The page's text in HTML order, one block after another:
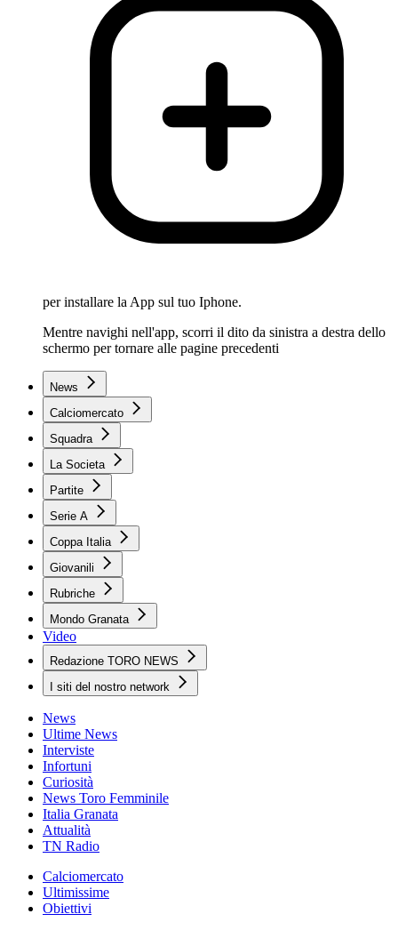
per installare la App sul tuo Iphone.
Mentre navighi nell'app, scorri il dito da sinistra a destra dello
schermo per tornare alle pagine precedenti
News
Calciomercato
Squadra
La Societa
Partite
Serie A
Coppa Italia
Giovanili
Rubriche
Mondo Granata
Video
Redazione TORO NEWS
I siti del nostro network
News
Ultime News
Interviste
Infortuni
Curiosità
News Toro Femminile
Italia Granata
Attualità
TN Radio
Calciomercato
Ultimissime
Obiettivi